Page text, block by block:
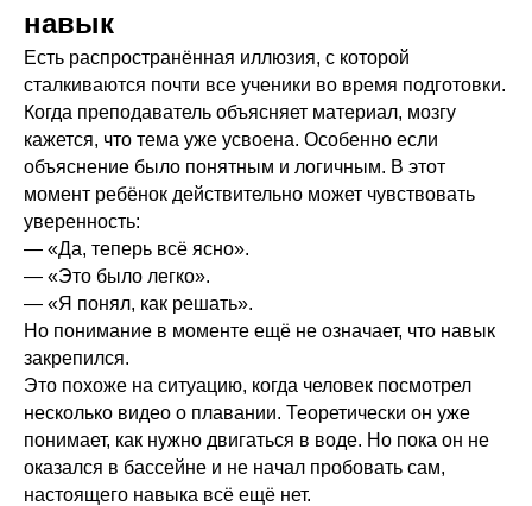
навык
Есть распространённая иллюзия, с которой
сталкиваются почти все ученики во время подготовки.
Когда преподаватель объясняет материал, мозгу
кажется, что тема уже усвоена. Особенно если
объяснение было понятным и логичным. В этот
момент ребёнок действительно может чувствовать
уверенность:
— «Да, теперь всё ясно».
— «Это было легко».
— «Я понял, как решать».
Но понимание в моменте ещё не означает, что навык
закрепился.
Это похоже на ситуацию, когда человек посмотрел
несколько видео о плавании. Теоретически он уже
понимает, как нужно двигаться в воде. Но пока он не
оказался в бассейне и не начал пробовать сам,
настоящего навыка всё ещё нет.